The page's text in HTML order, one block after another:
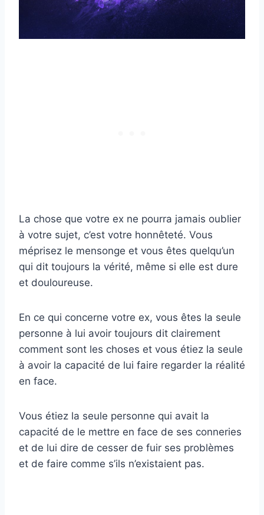
La chose que votre ex ne pourra jamais oublier
à votre sujet, c’est votre honnêteté. Vous
méprisez le mensonge et vous êtes quelqu’un
qui dit toujours la vérité, même si elle est dure
et douloureuse.
En ce qui concerne votre ex, vous êtes la seule
personne à lui avoir toujours dit clairement
comment sont les choses et vous étiez la seule
à avoir la capacité de lui faire regarder la réalité
en face.
Vous étiez la seule personne qui avait la
capacité de le mettre en face de ses conneries
et de lui dire de cesser de fuir ses problèmes
et de faire comme s’ils n’existaient pas.